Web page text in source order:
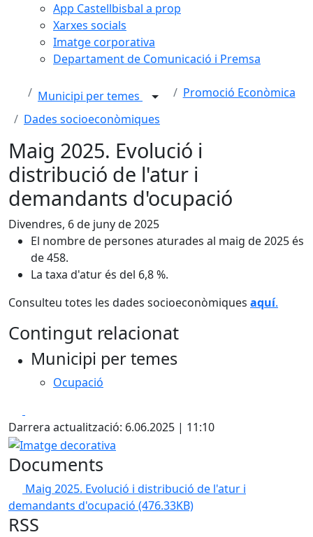
App Castellbisbal a prop
Xarxes socials
Imatge corporativa
Departament de Comunicació i Premsa
Municipi per temes
Promoció Econòmica
Dades socioeconòmiques
Maig 2025. Evolució i
distribució de l'atur i
demandants d'ocupació
Divendres, 6 de juny de 2025
El nombre de persones aturades al maig de 2025 és
de 458.
La taxa d'atur és del 6,8 %.
Consulteu totes les dades socioeconòmiques aquí.
Contingut relacionat
Municipi per temes
Ocupació
Darrera actualització: 6.06.2025 | 11:10
Imatge decorativa
Documents
Maig 2025. Evolució i distribució de l'atur i
demandants d'ocupació (476.33KB)
RSS